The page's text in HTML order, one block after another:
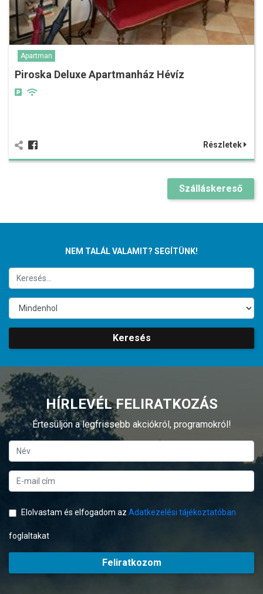
Apartman
Piroska Deluxe Apartmanház Hévíz
Részletek
Szálláskereső
NEM TALÁL VALAMIT? SEGÍTÜNK!
Keresés
HÍRLEVÉL FELIRATKOZÁS
Értesüljön a legfrissebb akciókról, programokról!
Elolvastam és elfogadom az Adatkezelési tájékoztatóban
foglaltakat
Feliratkozom